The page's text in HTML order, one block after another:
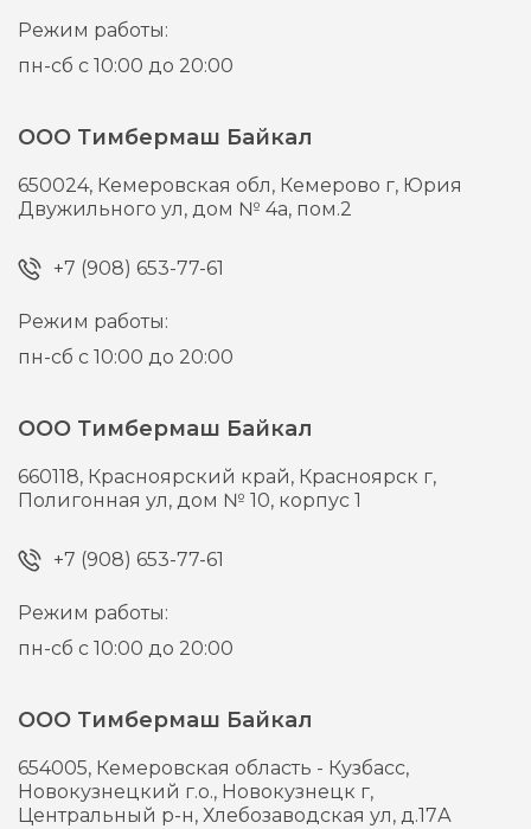
Режим работы:
пн-сб с 10:00 до 20:00
ООО Тимбермаш Байкал
650024, Кемеровская обл, Кемерово г, Юрия
Двужильного ул, дом № 4а, пом.2
+7 (908) 653-77-61
Режим работы:
пн-сб с 10:00 до 20:00
ООО Тимбермаш Байкал
660118, Красноярский край, Красноярск г,
Полигонная ул, дом № 10, корпус 1
+7 (908) 653-77-61
Режим работы:
пн-сб с 10:00 до 20:00
ООО Тимбермаш Байкал
654005, Кемеровская область - Кузбасс,
Новокузнецкий г.о., Новокузнецк г,
Центральный р-н, Хлебозаводская ул, д.17А